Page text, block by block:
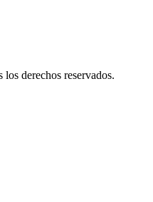
los derechos reservados.